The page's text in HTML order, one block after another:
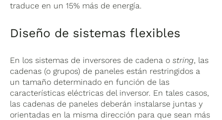
traduce en un 15% más de energía.
Diseño de sistemas flexibles
En los sistemas de inversores de cadena ostring, las
cadenas (o grupos) de paneles están restringidos a
un tamaño determinado en función de las
características eléctricas del inversor. En tales casos,
las cadenas de paneles deberán instalarse juntas y
orientadas en la misma dirección para que sean más